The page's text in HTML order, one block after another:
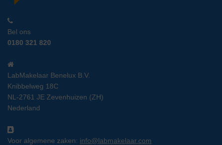
Bel ons
0180 321 820
LabMakelaar Benelux B.V.
Knibbelweg 18C
NL-2761 JE Zevenhuizen (ZH)
Nederland
Voor algemene zaken: info@labmakelaar.com